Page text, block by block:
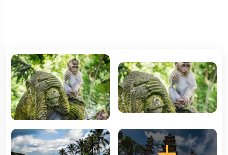
Pequeno-almoço. Visita de Tanah Lot, que significa Terra
no Mar, um nome perfeitamente adequado para as suas
configurações exclusivas. A silhueta de Pura Tanah Lot é
uma das características icónicas mais populares de Bali.
De seguida, visita do Templo de Ulun Danu na zona
montanhosa de Bedugul, no topo de um planalto que fica
no Lago Beratan. Almoço durante as visitas. Continuação
com visita das Cataratas Munduk, um dos pontos altos da
vila de Munduk em Buleleng, no Norte de Bali. Aproveite